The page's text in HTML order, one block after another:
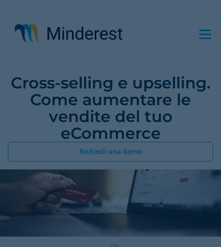
contenuto
principale
Cross-selling e upselling.
Come aumentare le
vendite del tuo
eCommerce
Richiedi una demo